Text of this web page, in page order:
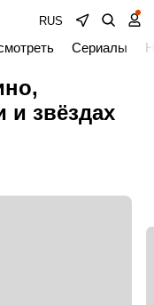
RUS
Сериалы
и звёздах